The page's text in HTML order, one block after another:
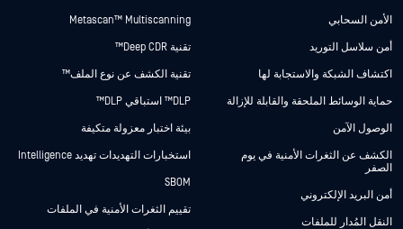
الأمن السحابي
أمن سلاسل التوريد
اكتشاف الشبكة والاستجابة لها
حماية الوسائط الملحقة والقابلة للإزالة
الوصول الآمن
الكشف عن الثغرات الأمنية في يوم
الصفر
أمن البريد الإلكتروني
النقل المُدار للملفات
Metascan™ Multiscanning
تقنية Deep CDR™
تقنية الكشف عن نوع الملف™
DLP™ استباقي DLP™
بيئة اختبار معزولة متكيفة
استخبارات التهديدات تهديد Intelligence
SBOM
تقييم الثغرات الأمنية في الملفات